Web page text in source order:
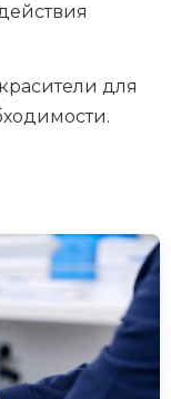
для